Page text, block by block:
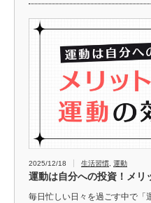
2025/12/18 生活習慣 運動
運動は自分への投資！メリ
毎日忙しい日々を過ごす中で「